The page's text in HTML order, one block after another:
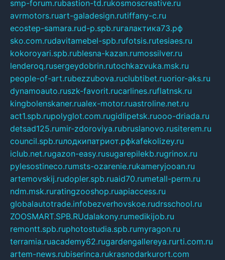
smp-forum.rubastion-td.rukosmoscreative.ru
avrmotors.ruart-galadesign.rutiffany-c.ru
ecostep-samara.rud-p.spb.ruгалактика73.рф
sko.com.rudavitamebel-spb.rufotsis.rutesiaes.ru
kokoroyari.spb.rublesna-kazan.rumossilver.ru
lenderoq.rusergeydobrin.rutochkazvuka.msk.ru
people-of-art.rubezzubova.ruclubtibet.ruorior-aks.ru
dynamoauto.ruszk-favorit.rucarlines.ruflatnsk.ru
kingbolenskaner.rualex-motor.ruastroline.net.ru
act1.spb.rupolyglot.com.rugidlipetsk.ruooo-driada.ru
detsad125.rumir-zdoroviya.rubruslanovo.rusiterem.ru
council.spb.ruлодкипатриот.рфkafekolizey.ru
iclub.net.rugazon-easy.rusugarepilekb.rugrinox.ru
pylesostineco.rumsts-ozarenie.rukameryjooan.ru
artemovskij.rudopler.spb.ruaid70.rumetall-perm.ru
ndm.msk.ruratingzooshop.ruapiaccess.ru
globalautotrade.infobezverhovskoe.rudrsschool.ru
ZOOSMART.SPB.RUdalakony.rumedikijob.ru
remontt.spb.ruphotostudia.spb.rumyragon.ru
terramia.ruacademy62.rugardengallereya.rurti.com.ru
artem-news.rubiserinca.rukrasnodarkurort.com